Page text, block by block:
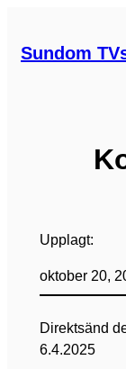
innehåll
Sundom
Upplagt:
oktober 20,
Direktsänd
6.4.2025